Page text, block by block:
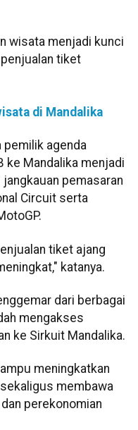
wisata menjadi kunci
tiket
di Mandalika
pemilik agenda
ke Mandalika menjadi
pemasaran
Circuit serta
tiket ajang
katanya.
dari berbagai
mengakses
ke Sirkuit Mandalika.
meningkatkan
membawa
perekonomian